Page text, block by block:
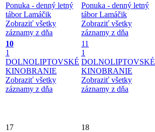
Ponuka - denný letný
tábor Lamáčik
Zobraziť všetky
záznamy z dňa
Ponuka - denný letný
tábor Lamáčik
Zobraziť všetky
záznamy z dňa
10
1
DOLNOLIPTOVSKÉ
KINOBRANIE
Zobraziť všetky
záznamy z dňa
11
1
DOLNOLIPTOVSKÉ
KINOBRANIE
Zobraziť všetky
záznamy z dňa
17 18